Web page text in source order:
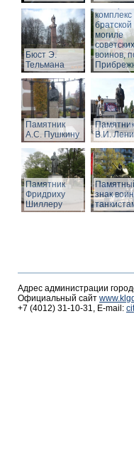
Бюст Э.
Тельмана
комплекс
братской
могиле
советских
воинов,
Памятник
А.С. Пушкину
Памятник
В.И.
Памятник
Фридриху
Шиллеру
знак
Адрес администрации
Официальный сайт
+7 (4012) 31-10-31, E-mail: